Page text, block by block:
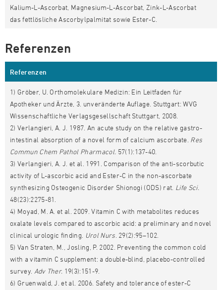
Kalium-L-Ascorbat, Magnesium-L-Ascorbat, Zink-L-Ascorbat
das fettlösliche Ascorbylpalmitat sowie Ester-C.
Referenzen
Referenzen
1) Gröber, U. Orthomolekulare Medizin: Ein Leitfaden für
Apotheker und Ärzte, 3. unveränderte Auflage. Stuttgart: WVG
Wissenschaftliche Verlagsgesellschaft Stuttgart, 2008.
2) Verlangieri, A. J. 1987. An acute study on the relative gastro-
intestinal absorption of a novel form of calcium ascorbate. Res
Commun Chem Pathol Pharmacol. 57(1):137-40.
3) Verlangieri, A. J. et al. 1991. Comparison of the anti-scorbutic
activity of L-ascorbic acid and Ester-C in the non-ascorbate
synthesizing Osteogenic Disorder Shionogi (ODS) rat. Life Sci.
48(23):2275-81.
4) Moyad, M. A. et al. 2009. Vitamin C with metabolites reduces
oxalate levels compared to ascorbic acid: a preliminary and novel
clinical urologic finding. Urol Nurs . 29(2):95–102.
5) Van Straten, M., Josling, P. 2002. Preventing the common cold
with a vitamin C supplement: a double-blind, placebo-controlled
survey. Adv Ther. 19(3):151-9.
6) Gruenwald, J. et al. 2006. Safety and tolerance of ester-C